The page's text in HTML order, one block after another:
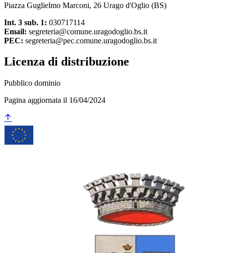
Piazza Guglielmo Marconi, 26 Urago d'Oglio (BS)
Int. 3 sub. 1: 030717114
Email: segreteria@comune.uragodoglio.bs.it
PEC: segreteria@pec.comune.uragodoglio.bs.it
Licenza di distribuzione
Pubblico dominio
Pagina aggiornata il 16/04/2024